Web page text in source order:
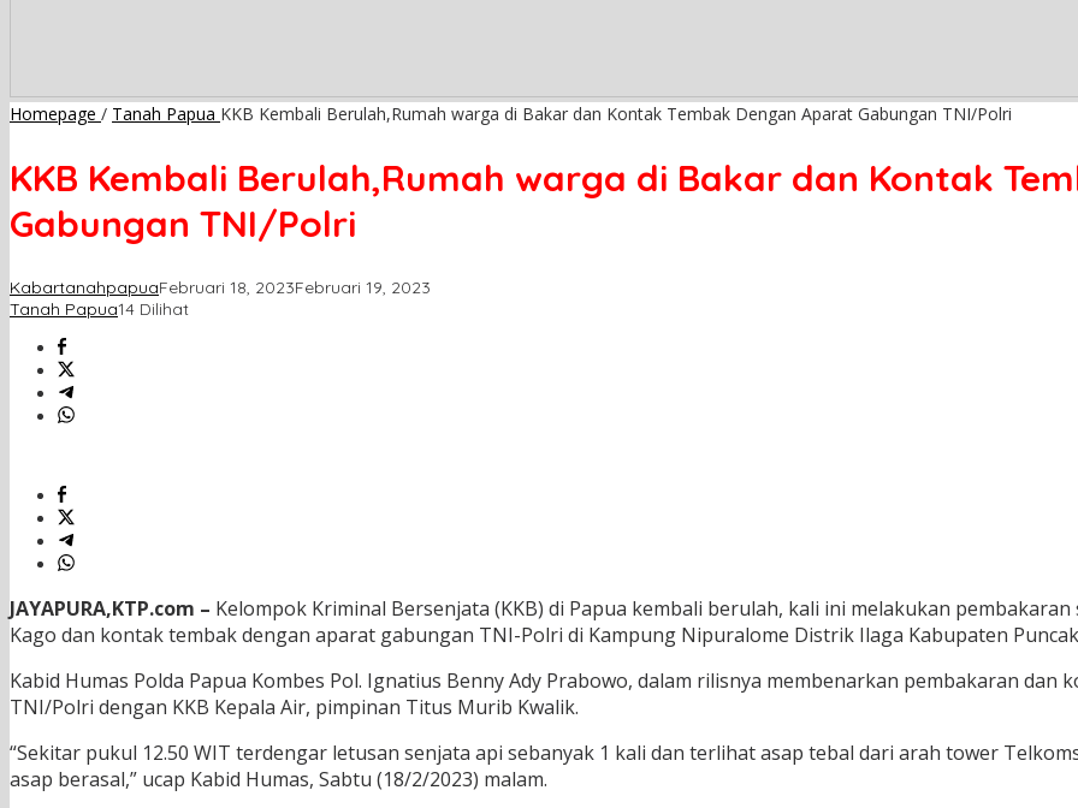
Homepage / Tanah Papua KKB Kembali Berulah,Rumah warga di Bakar dan Kontak Tembak Dengan Aparat Gabungan TNI/Polri
KKB Kembali Berulah,Rumah warga di Bakar dan Kontak
Gabungan TNI/Polri
KabartanahpapuaFebruari 18, 2023Februari 19, 2023
Tanah Papua14 Dilihat
JAYAPURA,KTP.com – Kelompok Kriminal Bersenjata (KKB) di Papua kembali berulah, kali ini melakukan
Kago dan kontak tembak dengan aparat gabungan TNI-Polri di Kampung Nipuralome Distrik Ilaga Kabupaten
Kabid Humas Polda Papua Kombes Pol. Ignatius Benny Ady Prabowo, dalam rilisnya membenarkan pembakaran
TNI/Polri dengan KKB Kepala Air, pimpinan Titus Murib Kwalik.
“Sekitar pukul 12.50 WIT terdengar letusan senjata api sebanyak 1 kali dan terlihat asap tebal dari arah tower
asap berasal,” ucap Kabid Humas, Sabtu (18/2/2023) malam.